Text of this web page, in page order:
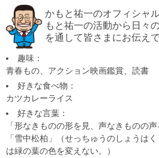
かもと祐一のオフィシャ
もと祐一の活動から日々
を通して皆さまにお伝え
趣味：
青春もの、アクション映画鑑賞、読書
好きな食べ物：
カツカレーライス
好きな言葉：
「形なきものの形を見、声なきものの
「雪中松柏」（せっちゅうのしょうは
は緑の葉の色を変えない。）